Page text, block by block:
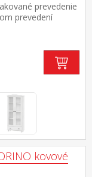
prevedenie
prevedení
s kovovými
2 variabilné a 1
kovové